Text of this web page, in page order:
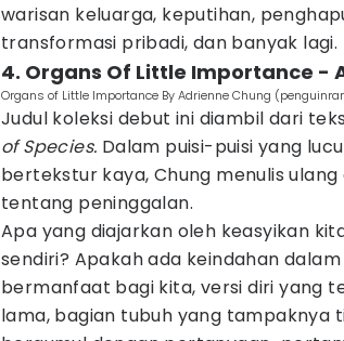
warisan keluarga, keputihan,
transformasi pribadi, dan banyak lagi.
4. Organs Of Little Importance -
Organs of Little Importance By Adrienne Chung
Judul koleksi debut ini diambil dari
of Species. Dalam puisi-puisi yang
bertekstur kaya, Chung menulis
tentang peninggalan.
Apa yang diajarkan oleh keasyikan
sendiri? Apakah ada keindahan
bermanfaat bagi kita, versi diri yang
lama, bagian tubuh yang tampaknya